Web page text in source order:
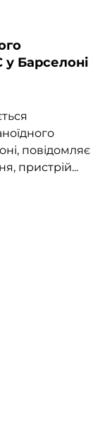
у Барселоні
повідомляє
пристрій...